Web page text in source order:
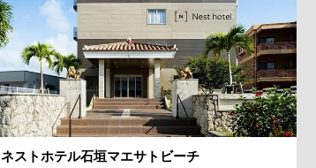
ネストホテル石垣マエサトビーチ